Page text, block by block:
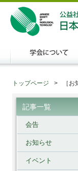
トップページ ［
記事一覧
会告
お知らせ
イベント